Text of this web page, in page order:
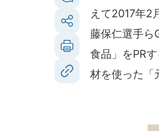
えて2017年2
藤保仁選手ら
食品」をPR
材を使った「